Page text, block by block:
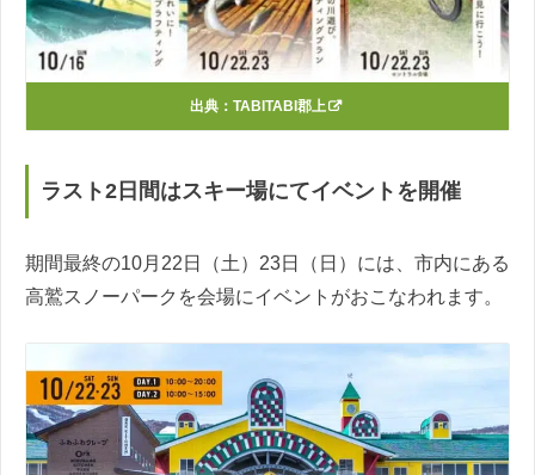
出典： TABITABI郡上
ラスト2日間はスキー場にてイベントを開催
期間最終の10月22日（土）23日（日）には、市内にある
高鷲スノーパークを会場にイベントがおこなわれます。